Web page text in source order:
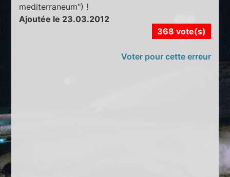
mediterraneum") !
Ajoutée le 23.03.2012
368 vote(s)
Voter pour cette erreur